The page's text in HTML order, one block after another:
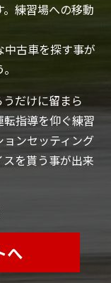
練習場への移動
中古車を探す事が
だけに留まら
指導を仰ぐ練習
ンセッティング
を貰う事が出来
へ